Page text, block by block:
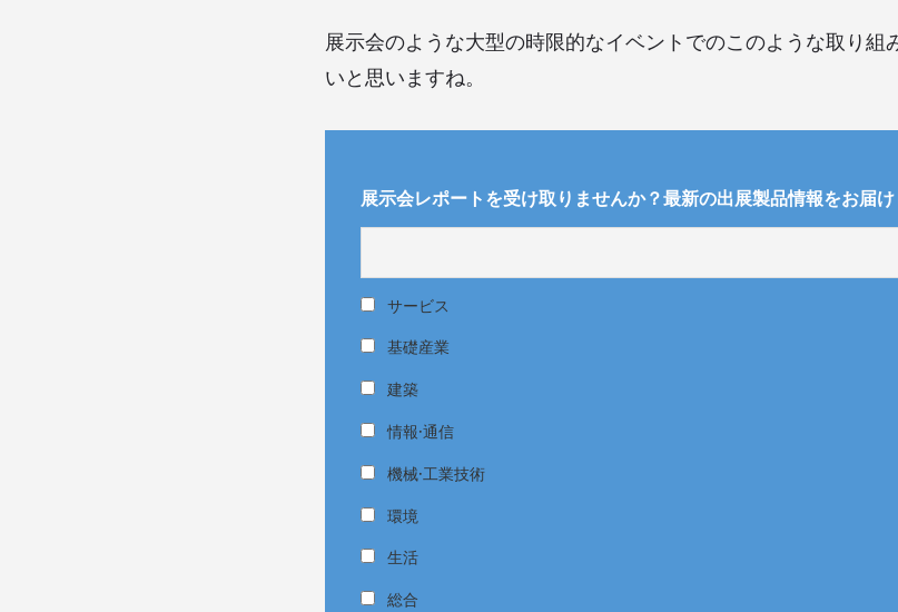
展示会のような大型の時限的なイベントでのこのような取り組
いと思いますね。
展示会レポートを受け取りませんか？最新の出展製品情報をお届け
サービス
基礎産業
建築
情報·通信
機械·工業技術
環境
生活
総合